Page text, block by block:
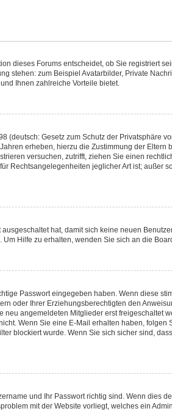
dieses Forums entscheidet, ob Sie registriert
stehen: zum Beispiel Avatarbilder, Private
Ihnen zahlreiche Vorteile bietet.
(deutsch: Gesetz zum Schutz der Privatsphäre
erheben, hierzu die Zustimmung der
versuchen, zutrifft, ziehen Sie einen
Rechtsangelegenheiten jeglicher Art ist; außer
hat, damit sich keine neuen
Hilfe zu erhalten, wenden Sie sich an die
Passwort eingegeben haben. Wenn diese
oder Ihrer Erziehungsberechtigten den
angemeldeten Mitglieder erst freigeschaltet
Wenn Sie eine E-Mail erhalten haben,
blockiert wurde. Wenn Sie sich sicher sind,
und Ihr Passwort richtig sind. Wenn dies
mit der Website vorliegt, welches ein